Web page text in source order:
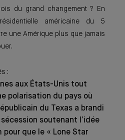
du grand changement ? En
américaine du 5
une Amérique plus que jamais
:
aux États-Unis tout
polarisation du pays où
du Texas a brandi
soutenant l’idée
pour que le « Lone Star